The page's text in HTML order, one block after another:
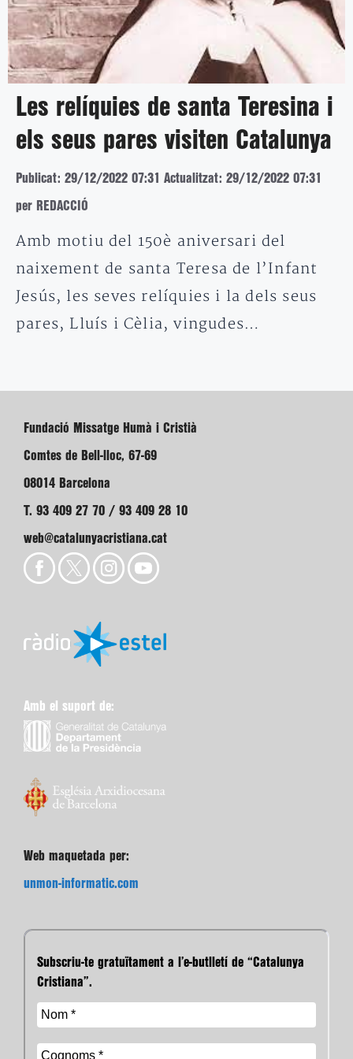
Les relíquies de santa Teresina i
els seus pares visiten Catalunya
Publicat: 29/12/2022 07:31 Actualitzat: 29/12/2022 07:31
per REDACCIÓ
Amb motiu del 150è aniversari del
naixement de santa Teresa de l’Infant
Jesús, les seves relíquies i la dels seus
pares, Lluís i Cèlia, vingudes…
Fundació Missatge Humà i Cristià
Comtes de Bell-lloc, 67-69
08014 Barcelona
T. 93 409 27 70 / 93 409 28 10
web@catalunyacristiana.cat
Amb el suport de:
Web maquetada per:
unmon-informatic.com
Subscriu-te gratuïtament a l’e-butlletí de “Catalunya
Cristiana”.